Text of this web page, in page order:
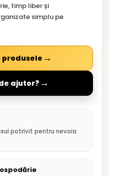
timp liber și
simplu pe
produsele →
ajutor? →
potrivit pentru nevoia